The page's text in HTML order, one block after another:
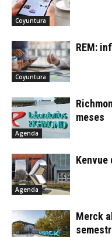
Coyuntura
Coyuntura
REM:
Agenda
meses
Agenda
Merck